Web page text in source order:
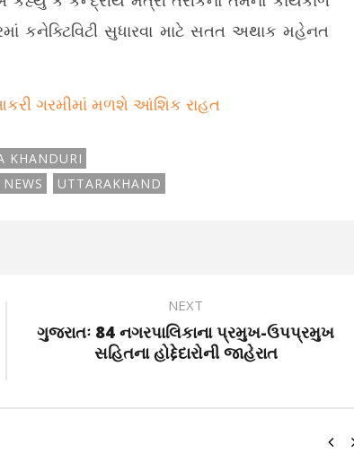
કનેક્ટિવિટી સુધારવા માટે સતત અથાક મહેનત
ગરમીમાં મળશે આંશિક રાહત
KHANDURI
UTTARAKHAND
NEXT
ગુજરાતઃ 84 નગરપાલિકાના પ્રમુખ-ઉપપ્રમુખ
સહિતના હોદ્દેદારોની જાહેરાત